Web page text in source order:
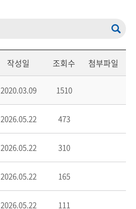
작성일 조회수 첨부파일
2020.03.09 1510
2026.05.22 473
2026.05.22 310
2026.05.22 165
2026.05.22 111